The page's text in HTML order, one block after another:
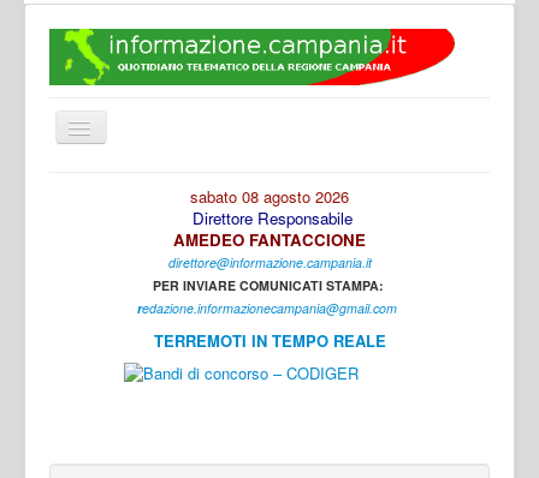
Cambia
navigazione
sabato 08 agosto 2026
Direttore Responsabile
AMEDEO FANTACCIONE
direttore@informazione.campania.it
PER INVIARE COMUNICATI STAMPA:
redazione.informazionecampania@gmail.com
TERREMOTI IN TEMPO REALE